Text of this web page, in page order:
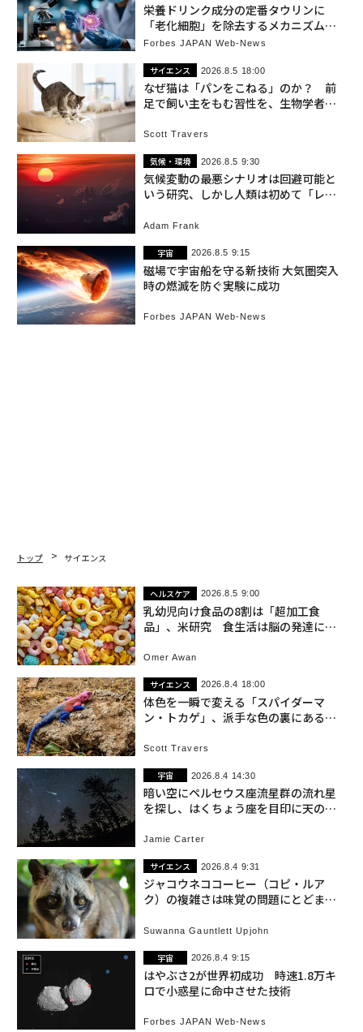
栄養ドリンク成分の定番タウリンに
「老化細胞」を除去するメカニズムを
発見
Forbes JAPAN Web-News
サイエンス 2026.8.5 18:00
なぜ猫は「パンをこねる」のか？ 前
足で飼い主をもむ習性を、生物学者が
Scott Travers
気候・環境 2026.8.5 9:30
気候変動の最悪シナリオは回避可能と
いう研究、しかし人類は初めて「レッ
Adam Frank
宇宙 2026.8.5 9:15
磁場で宇宙船を守る新技術 大気圏突入
時の燃滅を防ぐ実験に成功
Forbes JAPAN Web-News
トップ サイエンス
ヘルスケア 2026.8.5 9:00
乳幼児向け食品の8割は「超加工食
品」、米研究 食生活は脳の発達にも
Omer Awan
サイエンス 2026.8.4 18:00
体色を一瞬で変える「スパイダーマ
ン・トカゲ」、派手な色の裏にある真
Scott Travers
宇宙 2026.8.4 14:30
暗い空にペルセウス座流星群の流れ星
を探し、はくちょう座を目印に天の川
Jamie Carter
サイエンス 2026.8.4 9:31
ジャコウネココーヒー（コピ・ルア
ク）の複雑さは味覚の問題にとどまら
Suwanna Gauntlett Upjohn
宇宙 2026.8.4 9:15
はやぶさ2が世界初成功 時速1.8万キ
ロで小惑星に命中させた技術
Forbes JAPAN Web-News